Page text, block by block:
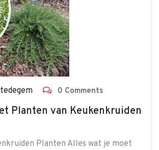
0 Comments
Planten van Keukenkruiden
Planten Alles wat je moet